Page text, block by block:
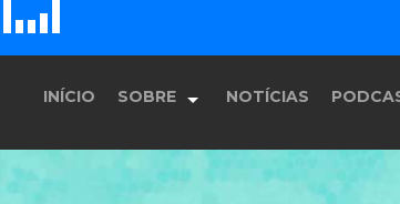
E F G
INÍCIO SOBRE
História
NOTÍCIAS